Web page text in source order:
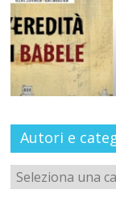
news
3
Autori e